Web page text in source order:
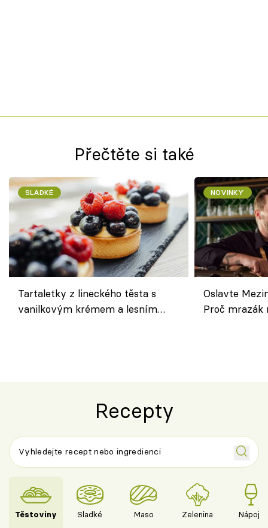
Přečtěte si také
SLADKÉ
Tartaletky z lineckého těsta s
vanilkovým krémem a lesním
NOVINKY
Oslavte
Proč
Recepty
Těstoviny Sladké Maso Zelenina Nápoje